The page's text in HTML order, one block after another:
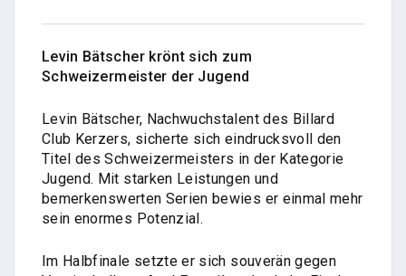
Levin Bätscher krönt sich zum
Schweizermeister der Jugend
Levin Bätscher, Nachwuchstalent des Billard
Club Kerzers, sicherte sich eindrucksvoll den
Titel des Schweizermeisters in der Kategorie
Jugend. Mit starken Leistungen und
bemerkenswerten Serien bewies er einmal mehr
sein enormes Potenzial.
Im Halbfinale setzte er sich souverän gegen